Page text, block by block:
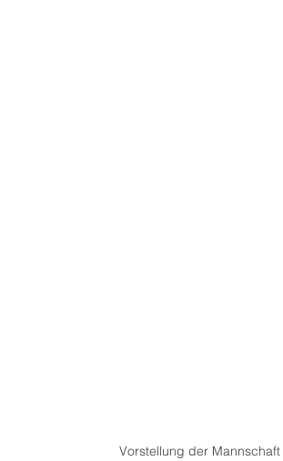
Vorstellung der Mannschaft